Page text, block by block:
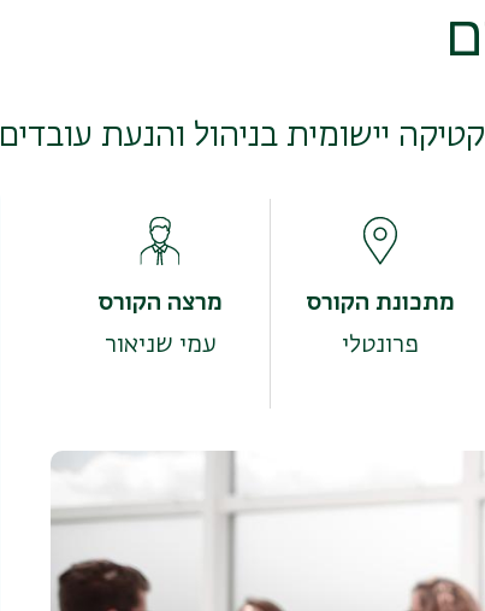
יישומית בניהול והנעת עובדים
מתכונת הקורס
פרונטלי
מרצה הקורס
עמי שניאור